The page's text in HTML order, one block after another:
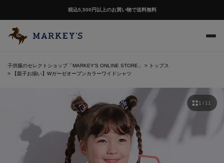
税込5,500円以上のお買い物で送料無料
子供服のセレクトショップ「MARKEY'S ONLINE STORE」
トップス
【親子お揃い】Wガーゼオープンカラーワイドシャツ
1 / 11